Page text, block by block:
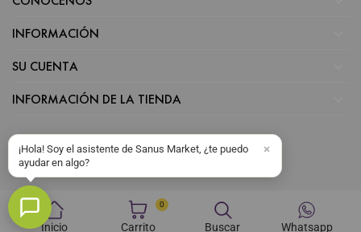
Inicio
0
Carrito Buscar Whatsapp
INFORMACIÓN
SU CUENTA
INFORMACIÓN DE LA TIENDA
¡Hola! Soy el asistente de Sanus Market, ¿te puedo
ayudar en algo?